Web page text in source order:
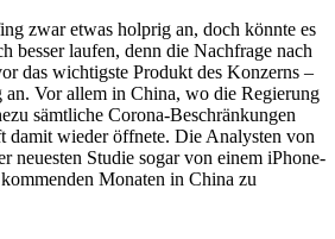
zwar etwas holprig an, doch könnte es
besser laufen, denn die Nachfrage nach
das wichtigste Produkt des Konzerns –
Vor allem in China, wo die Regierung
sämtliche Corona-Beschränkungen
damit wieder öffnete. Die Analysten von
neuesten Studie sogar von einem iPhone-
Monaten in China zu